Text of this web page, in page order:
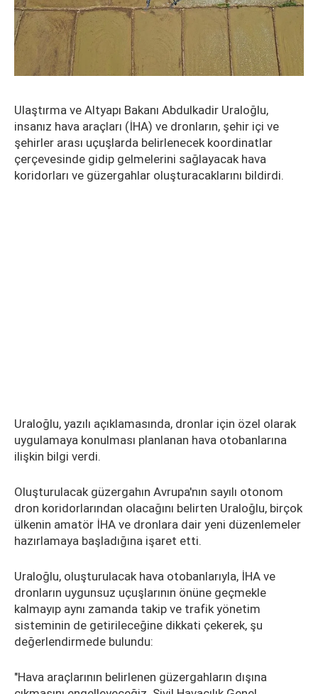
Ulaştırma ve Altyapı Bakanı Abdulkadir Uraloğlu,
insanız hava araçları (İHA) ve dronların, şehir içi ve
şehirler arası uçuşlarda belirlenecek koordinatlar
çerçevesinde gidip gelmelerini sağlayacak hava
koridorları ve güzergahlar oluşturacaklarını bildirdi.
Uraloğlu, yazılı açıklamasında, dronlar için özel olarak
uygulamaya konulması planlanan hava otobanlarına
ilişkin bilgi verdi.
Oluşturulacak güzergahın Avrupa'nın sayılı otonom
dron koridorlarından olacağını belirten Uraloğlu, birçok
ülkenin amatör İHA ve dronlara dair yeni düzenlemeler
hazırlamaya başladığına işaret etti.
Uraloğlu, oluşturulacak hava otobanlarıyla, İHA ve
dronların uygunsuz uçuşlarının önüne geçmekle
kalmayıp aynı zamanda takip ve trafik yönetim
sisteminin de getirileceğine dikkati çekerek, şu
değerlendirmede bulundu:
"Hava araçlarının belirlenen güzergahların dışına